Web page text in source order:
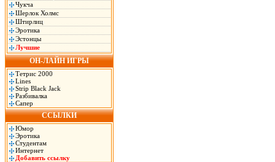
Чукча
Шерлок Холмс
Штирлиц
Эротика
Эстонцы
Лучшие
ОН-ЛАЙН ИГРЫ
Тетрис 2000
Lines
Strip Black Jack
Разбивалка
Сапер
ССЫЛКИ
Юмор
Эротика
Студентам
Интернет
Добавить ссылку